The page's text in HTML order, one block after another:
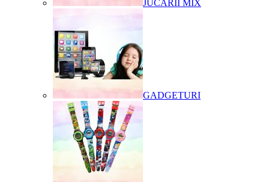
JUCARII MIX
GADGETURI